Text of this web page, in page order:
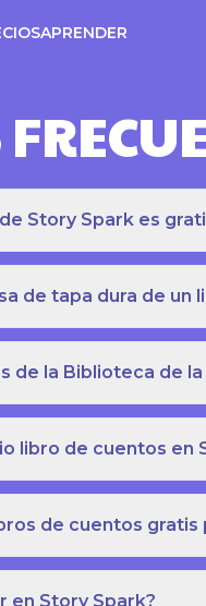
APRENDER
Story Spark es
de tapa dura de un
de la Biblioteca de
libro de cuentos en
de cuentos gratis
en Story Spark?